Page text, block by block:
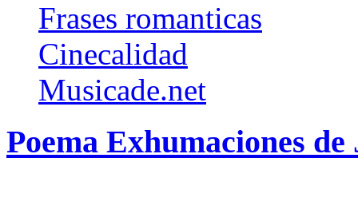
Frases romanticas
Cinecalidad
Musicade.net
Poema Exhumaciones